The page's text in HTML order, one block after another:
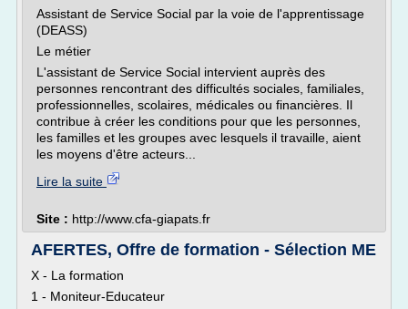
Assistant de Service Social par la voie de l'apprentissage
(DEASS)
Le métier
L'assistant de Service Social intervient auprès des
personnes rencontrant des difficultés sociales, familiales,
professionnelles, scolaires, médicales ou financières. Il
contribue à créer les conditions pour que les personnes,
les familles et les groupes avec lesquels il travaille, aient
les moyens d'être acteurs...
Lire la suite
Site : http://www.cfa-giapats.fr
AFERTES, Offre de formation - Sélection ME
X - La formation
1 - Moniteur-Educateur